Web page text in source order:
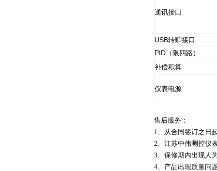
通讯接口
USB转贮接口
PID（限四路）
补偿积算
仪表电源
售后服务：
1、从合同签订之日
2、江苏中伟测控仪
3、保修期内出现人
4、产品出现质量问